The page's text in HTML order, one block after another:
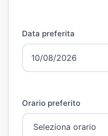
Data preferita
Orario preferito